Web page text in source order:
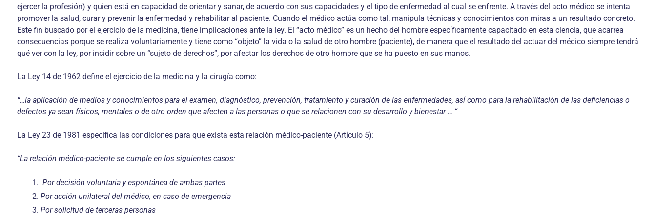
ejercer la profesión) y quien está en capacidad de orientar y sanar, de acuerdo con sus capacidades y el tipo de enfermedad al cual se enfrente. A través del acto médico se intenta
promover la salud, curar y prevenir la enfermedad y rehabilitar al paciente. Cuando el médico actúa como tal, manipula técnicas y conocimientos con miras a un resultado concreto.
Este fin buscado por el ejercicio de la medicina, tiene implicaciones ante la ley. El “acto médico” es un hecho del hombre específicamente capacitado en esta ciencia, que acarrea
consecuencias porque se realiza voluntariamente y tiene como “objeto” la vida o la salud de otro hombre (paciente), de manera que el resultado del actuar del médico siempre tendrá
qué ver con la ley, por incidir sobre un “sujeto de derechos”, por afectar los derechos de otro hombre que se ha puesto en sus manos.
La Ley 14 de 1962 define el ejercicio de la medicina y la cirugía como:
“…la aplicación de medios y conocimientos para el examen, diagnóstico, prevención, tratamiento y curación de las enfermedades, así como para la rehabilitación de las deficiencias o
defectos ya sean físicos, mentales o de otro orden que afecten a las personas o que se relacionen con su desarrollo y bienestar … “
La Ley 23 de 1981 especifica las condiciones para que exista esta relación médico-paciente (Artículo 5):
“La relación médico-paciente se cumple en los siguientes casos:
Por decisión voluntaria y espontánea de ambas partes
Por acción unilateral del médico, en caso de emergencia
Por solicitud de terceras personas